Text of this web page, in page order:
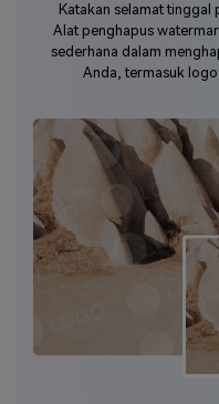
Katakan selamat tinggal
Alat penghapus
sederhana dalam
Anda, termasuk